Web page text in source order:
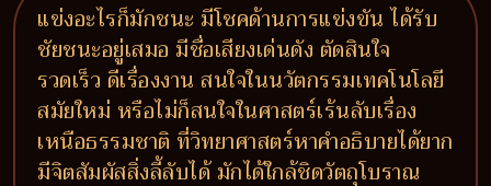
แข่งอะไรก็มักชนะ มีโชคด้านการแข่งขัน ได้รับ
ชัยชนะอยู่เสมอ มีชื่อเสียงเด่นดัง ตัดสินใจ
รวดเร็ว ดีเรื่องงาน สนใจในนวัตกรรมเทคโนโลยี
สมัยใหม่ หรือไม่ก็สนใจในศาสตร์เร้นลับเรื่อง
เหนือธรรมชาติ ที่วิทยาศาสตร์หาคำอธิบายได้ยาก
มีจิตสัมผัสสิ่งลี้ลับได้ มักได้ใกล้ชิดวัตถุโบราณ